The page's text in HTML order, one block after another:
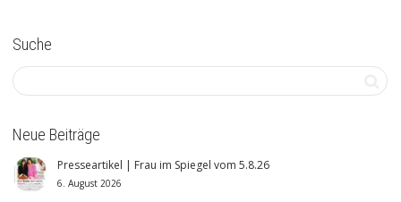
Suche
Neue Beiträge
Presseartikel | Frau im Spiegel vom 5.8.26
6. August 2026